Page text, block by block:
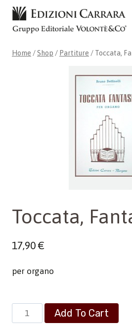
Skip
content
Home / Shop / Partiture / Toccata,
Toccata,
17,90€
per organo
Toccata,
Fantasia
Add To Cart